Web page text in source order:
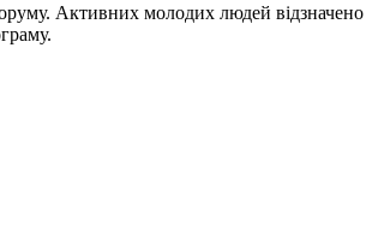
Активних молодих людей відзначено